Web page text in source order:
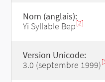
Nom (anglais):
Yi Syllable Bep[2]
Version Unicode:
3.0 (septembre 1999)